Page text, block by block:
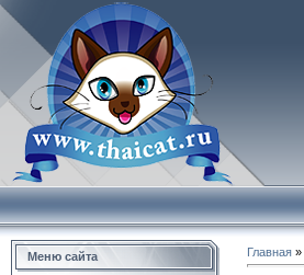
Меню сайта Главная »